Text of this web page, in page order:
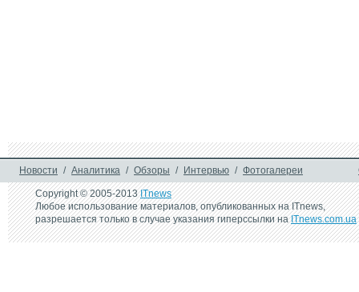
Новости / Аналитика / Обзоры / Интервью / Фотогалереи
Copyright © 2005-2013ITnews
Любое использование материалов, опубликованных на ITnews,
разрешается только в случае указания гиперссылки наITnews.com.ua